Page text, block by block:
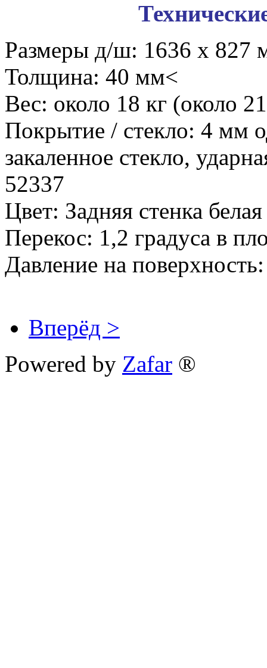
Размеры д/ш: 1636 х 827
Толщина: 40 мм<
Вес: около 18 кг (около
Покрытие / стекло: 4 мм
закаленное стекло,
52337
Цвет: Задняя стенка белая
Перекос: 1,2 градуса в
Давление на
Вперёд >
Powered by Zafar ®